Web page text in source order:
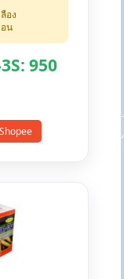
อง
น
950
Shopee